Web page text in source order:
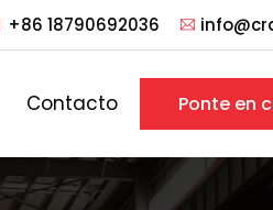
+86 18790692036
Contacto Ponte en